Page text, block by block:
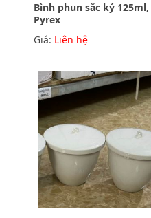
Bình phun sắc ký
Pyrex
Giá: Liên hệ